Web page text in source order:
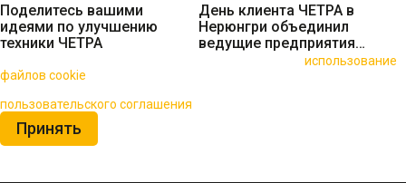
Поделитесь вашими
идеями по улучшению
техники ЧЕТРА
День клиента ЧЕТРА в
Нерюнгри объединил
ведущие предприятия
использование
файлов cookie
пользовательского соглашения
Принять